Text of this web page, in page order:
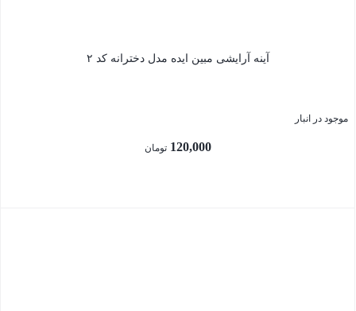
آینه آرایشی مبین ایده مدل دخترانه کد ۲
موجود در انبار
120,000 تومان